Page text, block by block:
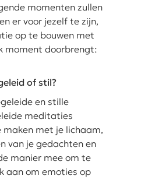
momenten zullen
er voor jezelf te zijn,
op te bouwen met
moment doorbrengt:
of stil?
en stille
meditaties
met je lichaam,
van je gedachten en
manier mee om te
aan om emoties op